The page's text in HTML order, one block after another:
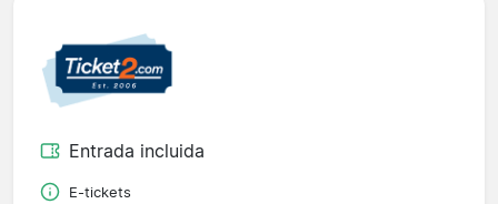
Entrada incluida
E-tickets